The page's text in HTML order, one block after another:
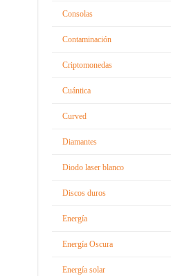
Consolas
Contaminación
Criptomonedas
Cuántica
Curved
Diamantes
Diodo laser blanco
Discos duros
Energía
Energía Oscura
Energía solar